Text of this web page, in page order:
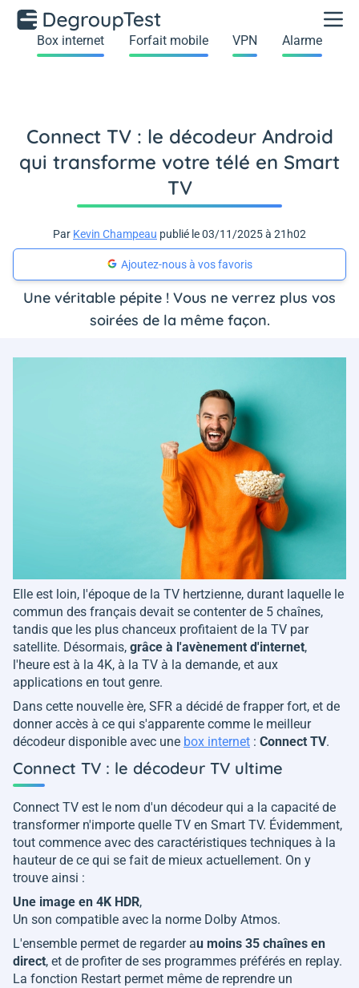
Box internet Forfait mobile VPN Alarme
Connect TV : le décodeur Android
qui transforme votre télé en Smart
TV
Par Kevin Champeau publié le 03/11/2025 à 21h02
Ajoutez-nous à vos favoris
Une véritable pépite ! Vous ne verrez plus vos
soirées de la même façon.
Elle est loin, l'époque de la TV hertzienne, durant laquelle le
commun des français devait se contenter de 5 chaînes,
tandis que les plus chanceux profitaient de la TV par
satellite. Désormais, grâce à l'avènement d'internet,
l'heure est à la 4K, à la TV à la demande, et aux
applications en tout genre.
Dans cette nouvelle ère, SFR a décidé de frapper fort, et de
donner accès à ce qui s'apparente comme le meilleur
décodeur disponible avec une box internet : Connect TV.
Connect TV : le décodeur TV ultime
Connect TV est le nom d'un décodeur qui a la capacité de
transformer n'importe quelle TV en Smart TV. Évidemment,
tout commence avec des caractéristiques techniques à la
hauteur de ce qui se fait de mieux actuellement. On y
trouve ainsi :
Une image en 4K HDR,
Un son compatible avec la norme Dolby Atmos.
L'ensemble permet de regarder au moins 35 chaînes en
direct, et de profiter de ses programmes préférés en replay.
La fonction Restart permet même de reprendre un